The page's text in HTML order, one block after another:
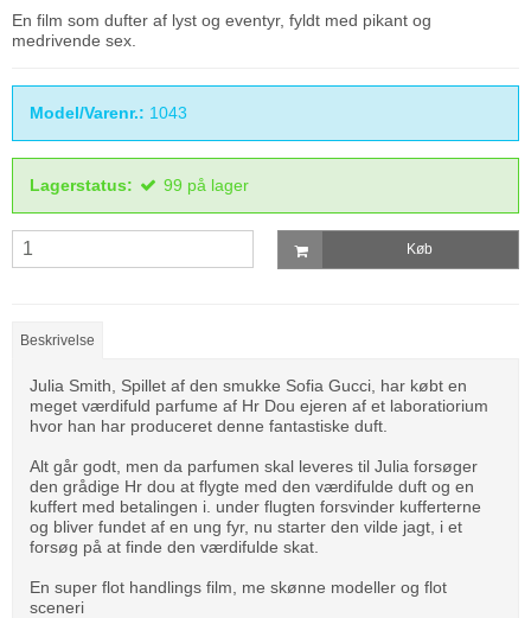
En film som dufter af lyst og eventyr, fyldt med pikant og
medrivende sex.
Model/Varenr.: 1043
Lagerstatus: 99 på lager
Køb
Beskrivelse
Julia Smith, Spillet af den smukke Sofia Gucci, har købt en
meget værdifuld parfume af Hr Dou ejeren af et laboratiorium
hvor han har produceret denne fantastiske duft.
Alt går godt, men da parfumen skal leveres til Julia forsøger
den grådige Hr dou at flygte med den værdifulde duft og en
kuffert med betalingen i. under flugten forsvinder kufferterne
og bliver fundet af en ung fyr, nu starter den vilde jagt, i et
forsøg på at finde den værdifulde skat.
En super flot handlings film, me skønne modeller og flot
sceneri